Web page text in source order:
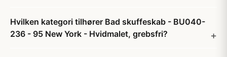
Hvilken kategori tilhører Bad skuffeskab - BU040-
236 - 95 New York - Hvidmalet, grebsfri?